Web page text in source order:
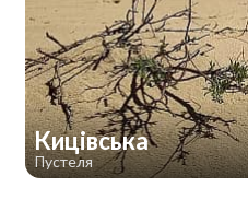
Кицівська
Пустеля